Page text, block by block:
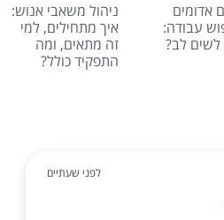
אדומים
עבודה:
לב?
ניהול משאבי אנוש:
איך מתחילים, למי
זה מתאים, ומה
התפקיד כולל?
לפני שעתיים